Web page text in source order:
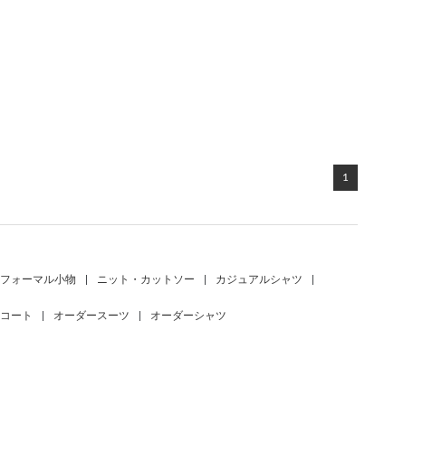
1
フォーマル小物 ニット・カットソー カジュアルシャツ
コート オーダースーツ オーダーシャツ